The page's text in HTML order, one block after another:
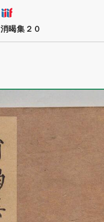
消暍集２０